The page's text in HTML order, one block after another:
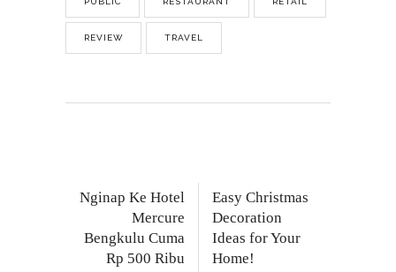
REVIEW TRAVEL
Nginap Ke Hotel
Mercure
Bengkulu Cuma
Rp 500 Ribu
Easy Christmas
Decoration
Ideas for Your
Home!